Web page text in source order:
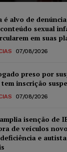
é alvo de
sexual
em suas
07/08/2026
preso por
inscrição
07/08/2026
isenção de
de veículos
e